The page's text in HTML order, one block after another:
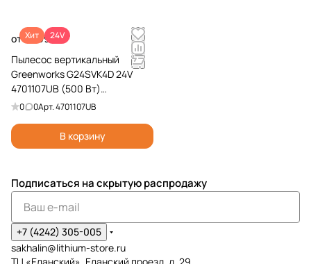
Хит 24V
от 39 990 ₽
Пылесос вертикальный
Greenworks G24SVK4D 24V
4701107UB (500 Вт)
аккумуляторный
0 0Арт.4701107UB
В корзину
Подписаться на скрытую распродажу
+7 (4242) 305-005
sakhalin@lithium-store.ru